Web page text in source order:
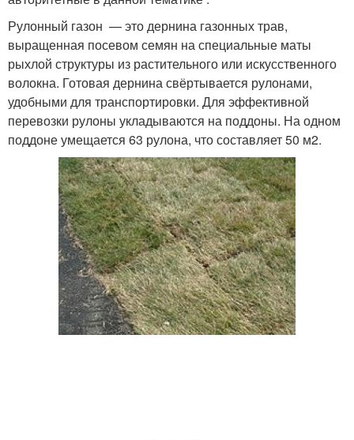
Рулонный газон — это дернина газонных трав,
выращенная посевом семян на специальные маты
рыхлой структуры из растительного или искусственного
волокна. Готовая дернина свёртывается рулонами,
удобными для транспортировки. Для эффективной
перевозки рулоны укладываются на поддоны. На одном
поддоне умещается 63 рулона, что составляет 50 м2.